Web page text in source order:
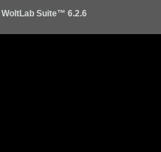
WoltLab Suite™ 6.2.6